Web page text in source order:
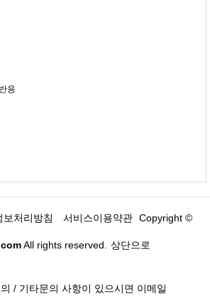
응
보처리방침 서비스이용약관 Copyright ©
All rights reserved. 상단으로
/ 기타문의 사항이 있으시면 이메일